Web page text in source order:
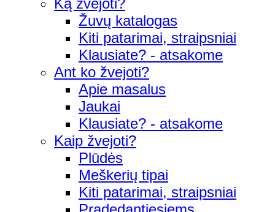
Žuvų katalogas
Kiti patarimai, straipsniai
Klausiate? - atsakome
Ant ko žvejoti?
Apie masalus
Jaukai
Klausiate? - atsakome
Kaip žvejoti?
Plūdės
Meškerių tipai
Kiti patarimai, straipsniai